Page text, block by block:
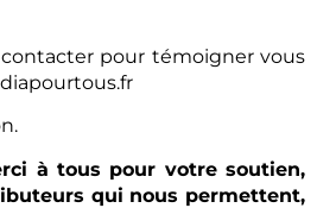
contacter pour témoigner vous
à tous pour votre soutien,
qui nous permettent,